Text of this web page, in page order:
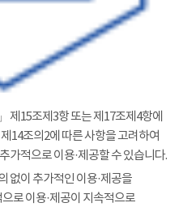
제15조제3항 또는 제17조제4항에
14조의2에 따른 사항을 고려하여
가적으로 이용·제공할 수 있습니다.
없이 추가적인 이용·제공을
로 이용·제공이 지속적으로